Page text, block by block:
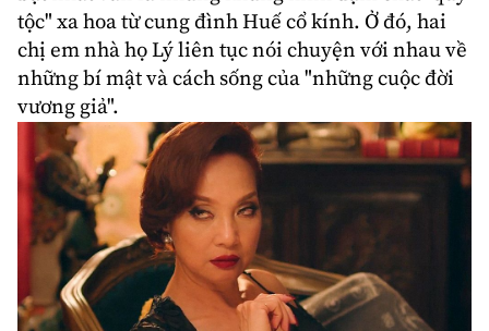
tộc" xa hoa từ cung đình Huế cổ kính. Ở đó, hai
chị em nhà họ Lý liên tục nói chuyện với nhau về
những bí mật và cách sống của "những cuộc đời
vương giả".